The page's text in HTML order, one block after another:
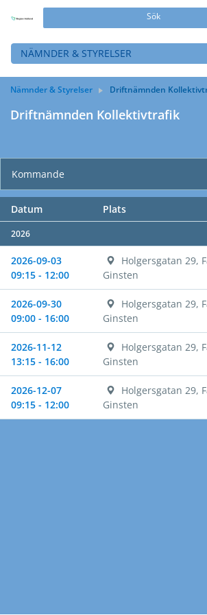
Sök
NÄMNDER & STYRELSER
Nämnder & Styrelser Driftnämnden
Driftnämnden Kollektivtrafik
Kommande
Datum Plats
2026
2026-09-03
09:15 - 12:00
Holgersgatan 29,
Ginsten
2026-09-30
09:00 - 16:00
Holgersgatan 29,
Ginsten
2026-11-12
13:15 - 16:00
Holgersgatan 29,
Ginsten
2026-12-07
09:15 - 12:00
Holgersgatan 29,
Ginsten